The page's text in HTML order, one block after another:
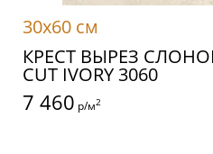
30x60 см
КРЕСТ ВЫРЕЗ
CUT IVORY 3060
7 460 р/м2